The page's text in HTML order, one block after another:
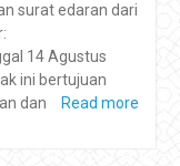
surat edaran dari
14 Agustus
ini bertujuan
dan
Read more